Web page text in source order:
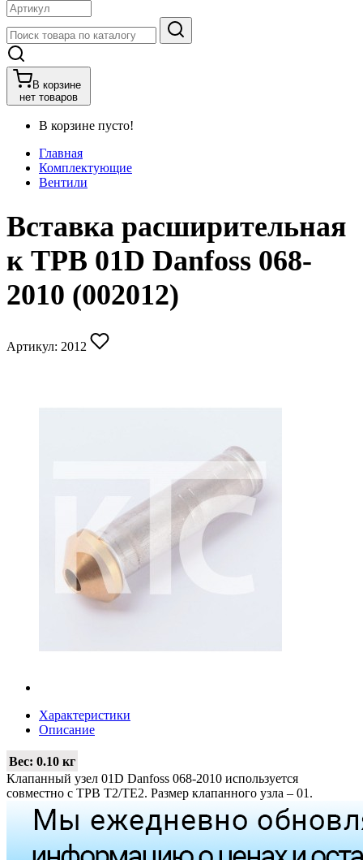
В корзине
нет товаров
В корзине пусто!
Главная
Комплектующие
Вентили
Вставка расширительная
к ТРВ 01D Danfoss 068-
2010 (002012)
Артикул: 2012
Характеристики
Описание
Вес: 0.10 кг
Клапанный узел 01D Danfoss 068-2010 используется
совместно с ТРВ T2/TE2. Размер клапанного узла – 01.